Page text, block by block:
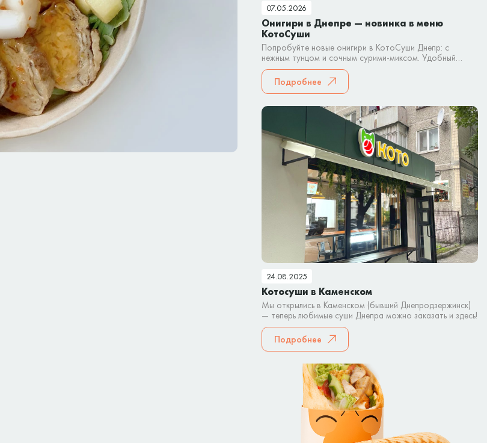
07.05.2026
Онигири в Днепре — новинка в меню
КотоСуши
Попробуйте новые онигири в КотоСуши Днепр: с
нежным тунцом и сочным сурими-миксом. Удобный
японский снек для быстрого перекуса или заказа домой.
Подробнее
24.08.2025
Котосуши в Каменском
Мы открылись в Каменском (бывший Днепродзержинск)
— теперь любимые суши Днепра можно заказать и здесь!
Подробнее